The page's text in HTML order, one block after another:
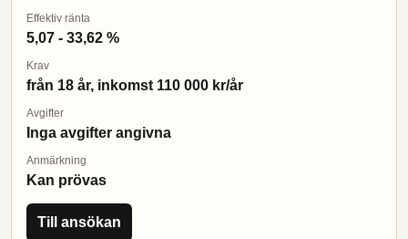
Effektiv ränta
5,07 - 33,62 %
Krav
från 18 år, inkomst 110 000 kr/år
Avgifter
Inga avgifter angivna
Anmärkning
Kan prövas
Till ansökan